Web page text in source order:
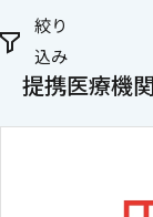
絞り
込み
提携医療機関